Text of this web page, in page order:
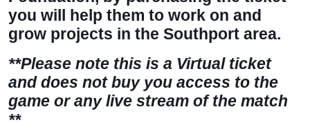
you will help them to work on and
grow projects in the Southport area.
**Please note this is a Virtual ticket
anddoes notbuy you access to the
game or any live stream of the match
**